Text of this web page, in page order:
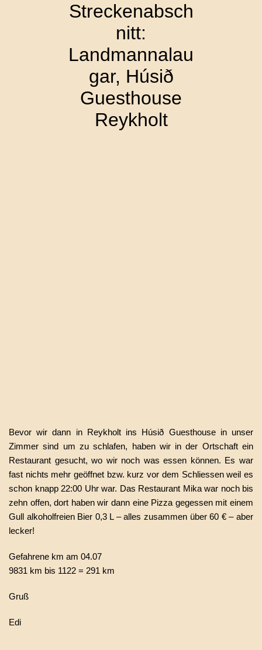
Streckenabsch
nitt:
Landmannalau
gar, Húsið
Guesthouse
Reykholt
Bevor wir dann in Reykholt ins Húsið Guesthousein unser
Zimmer sind um zu schlafen, haben wir in der Ortschaft ein
Restaurant gesucht, wo wir noch was essen können. Es war
fast nichts mehr geöffnet bzw. kurz vor dem Schliessen weil es
schon knapp 22:00 Uhr war. Das Restaurant Mika war noch bis
zehn offen, dort haben wir dann eine Pizza gegessen mit einem
Gull alkoholfreien Bier 0,3 L – alles zusammen über 60 € – aber
lecker!
Gefahrene km am 04.07
9831 km bis 1122 = 291 km
Gruß
Edi